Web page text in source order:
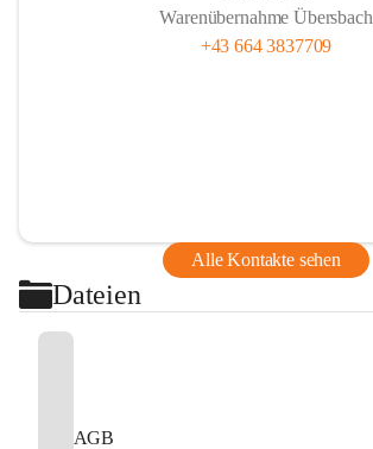
Warenübernahme Übersbach
+43 664 3837709
Alle Kontakte sehen
Dateien
AGB